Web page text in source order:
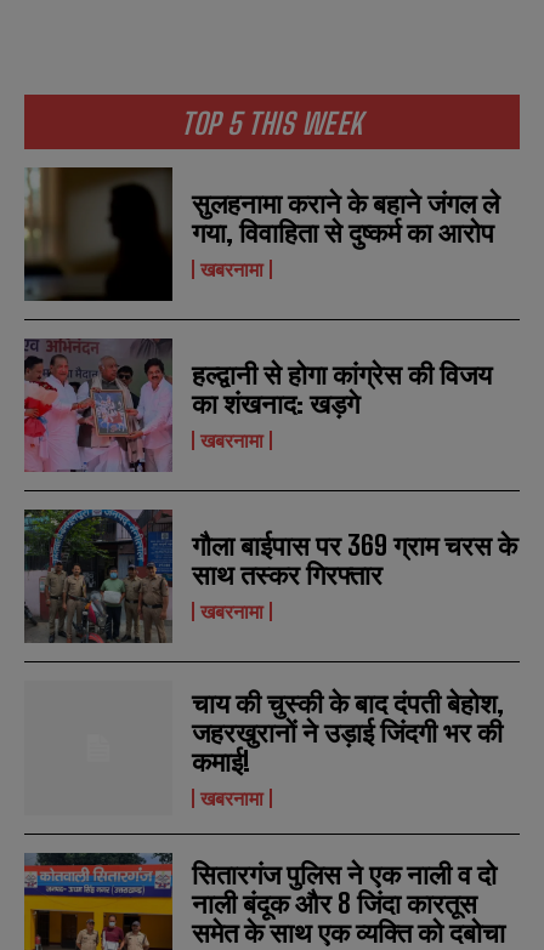
s
SUBMIT
s
SUBMIT
TOP 5 THIS WEEK
सुलहनामा कराने के बहाने जंगल ले
गया, विवाहिता से दुष्कर्म का आरोप
खबरनामा
हल्द्वानी से होगा कांग्रेस की विजय
का शंखनाद: खड़गे
खबरनामा
गौला बाईपास पर 369 ग्राम चरस के
साथ तस्कर गिरफ्तार
खबरनामा
चाय की चुस्की के बाद दंपती बेहोश,
जहरखुरानों ने उड़ाई जिंदगी भर की
कमाई!
खबरनामा
सितारगंज पुलिस ने एक नाली व दो
नाली बंदूक और 8 जिंदा कारतूस
समेत के साथ एक व्यक्ति को दबोचा